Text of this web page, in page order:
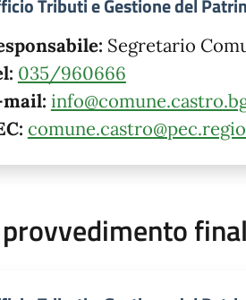
Tributi e Gestione del
Segretario
035/960666